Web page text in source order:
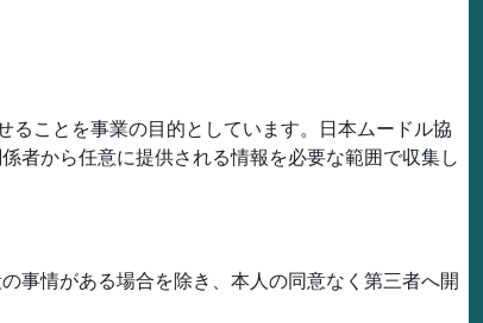
ことを事業の目的としています。日本ムードル協
者から任意に提供される情報を必要な範囲で収集し
事情がある場合を除き、本人の同意なく第三者へ開